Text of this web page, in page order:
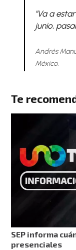
"Va a
junio,
Andrés
México.
Te
SEP informa
presenciales